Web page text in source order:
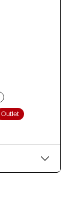
Outlet